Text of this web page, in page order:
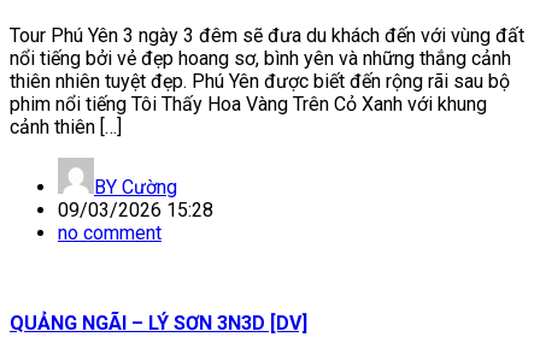
Tour Phú Yên 3 ngày 3 đêm sẽ đưa du khách đến với vùng đất
nổi tiếng bởi vẻ đẹp hoang sơ, bình yên và những thắng cảnh
thiên nhiên tuyệt đẹp. Phú Yên được biết đến rộng rãi sau bộ
phim nổi tiếng Tôi Thấy Hoa Vàng Trên Cỏ Xanh với khung
cảnh thiên […]
BY Cường
09/03/2026 15:28
no comment
QUẢNG NGÃI – LÝ SƠN 3N3D [DV]